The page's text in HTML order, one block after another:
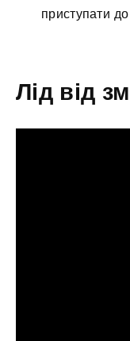
приступати
Лід від